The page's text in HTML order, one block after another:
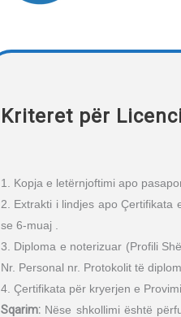
Kriteret për
1. Kopja e letërnjoftimi apo
2. Extrakti i lindjes apo
se 6-muaj .
3. Diploma e noterizuar (Profili
Nr. Personal nr. Protokolit të
4. Çertifikata për kryerjen e
Sqarim: Nëse shkollimi është